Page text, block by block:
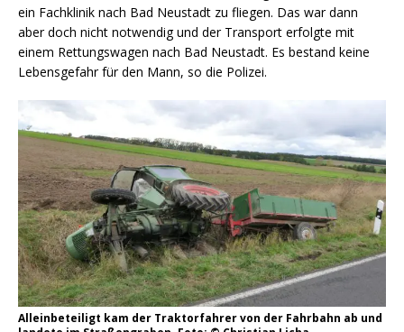
ein Fachklinik nach Bad Neustadt zu fliegen. Das war dann
aber doch nicht notwendig und der Transport erfolgte mit
einem Rettungswagen nach Bad Neustadt. Es bestand keine
Lebensgefahr für den Mann, so die Polizei.
Alleinbeteiligt kam der Traktorfahrer von der Fahrbahn ab und